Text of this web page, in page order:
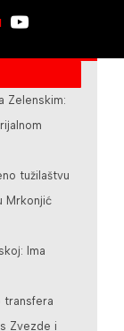
Zelenskim:
tužilaštvu
Mrkonjić
Ima
transfera
Zvezde i